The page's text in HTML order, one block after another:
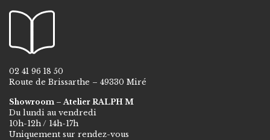
02 41 96 18 50
Route de Brissarthe – 49330 Miré
Showroom – Atelier RALPH M
Du lundi au vendredi
10h-12h / 14h-17h
Uniquement sur rendez-vous